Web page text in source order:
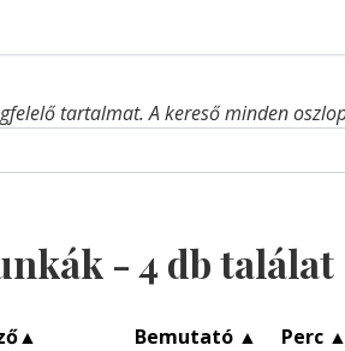
tartalmat. A kereső minden
- 4 db találat
▲ Bemutató ▲ Perc ▲